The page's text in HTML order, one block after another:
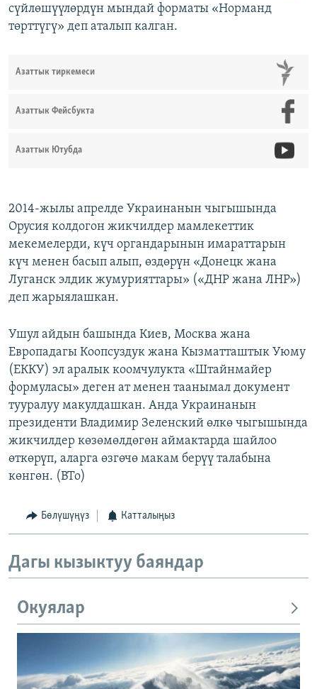
сүйлөшүүлөрдүн мындай форматы «Норманд
төрттүгү» деп аталып калган.
Азаттык тиркемеси
Азаттык Фейсбукта
Азаттык Ютубда
2014-жылы апрелде Украинанын чыгышында
Орусия колдогон жикчилдер мамлекеттик
мекемелерди, күч органдарынын имараттарын
күч менен басып алып, өздөрүн «Донецк жана
Луганск элдик жумурияттары» («ДНР жана ЛНР»)
деп жарыялашкан.
Ушул айдын башында Киев, Москва жана
Европадагы Коопсуздук жана Кызматташтык Уюму
(ЕККУ) эл аралык коомчулукта «Штайнмайер
формуласы» деген ат менен таанымал документ
тууралуу макулдашкан. Анда Украинанын
президенти Владимир Зеленский өлкө чыгышында
жикчилдер көзөмөлдөгөн аймактарда шайлоо
өткөрүп, аларга өзгөчө макам берүү талабына
көнгөн. (BTo)
Бөлүшүңүз Катталыңыз
Дагы кызыктуу баяндар
Окуялар